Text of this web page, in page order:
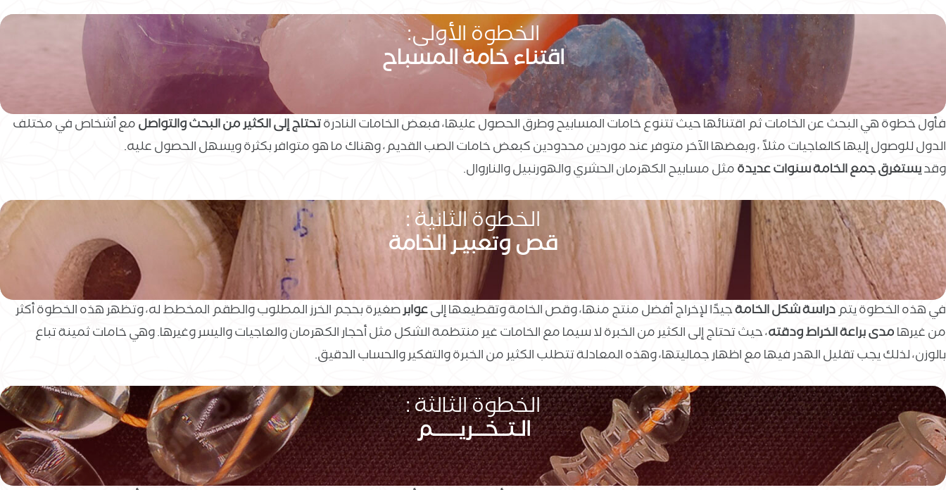
الخطوة الأولى:
اقتناء خامة المسباح
فأول خطوة هي البحث عن الخامات ثم اقتنائها حيث تتنوع خامات المسابيح وطرق الحصول عليها، فبعض الخامات النادرةتحتاج إلى الكثير من البحث والتواصلمع أشخاص في مختلف
الدول للوصول إليها كالعاجيات مثلاً ، وبعضها الآخر متوفر عند موردين محدودين كبعض خامات الصب القديم، وهناك ما هو متوافر بكثرة ويسهل الحصول عليه.
وقديستغرق جمع الخامة سنوات عديدةمثل مسابيح الكهرمان الحشري والهورنبيل والناروال.
الخطوة الثانية :
قص وتعبيـر الخامة
في هذه الخطوة يتمدراسة شكل الخامةجيدًا لإخراج أفضل منتج منها، وقص الخامة وتقطيعها إلىعوابرصغيرة بحجم الخرز المطلوب والطقم المخطط له، وتظهر هذه الخطوة أكثر
من غيرهامدى براعة الخراط ودقته، حيث تحتاج إلى الكثير من الخبرة لا سيما مع الخامات غير منتظمة الشكل مثل أحجار الكهرمان والعاجيات واليسر وغيرها. وهي خامات ثمينة تباع
بالوزن، لذلك يجب تقليل الهدر فيها مع اظهار جماليتها، وهذه المعادلة تتطلب الكثير من الخبرة والتفكير والحساب الدقيق.
الخطوة الثالثة :
الـتــخـــريــــــم